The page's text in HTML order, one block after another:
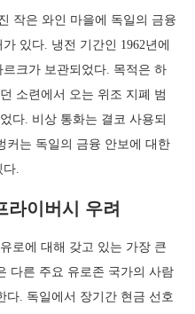
작은 와인 마을에 독일의 금융
있다. 냉전 기간인 1962년에
크가 보관되었다. 목적은 하
소련에서 오는 위조 지폐 범
다. 비상 통화는 결코 사용되
커는 독일의 금융 안보에 대한
다.
라이버시 우려
로에 대해 갖고 있는 가장 큰
다른 주요 유로존 국가의 사람
다. 독일에서 장기간 현금 선호